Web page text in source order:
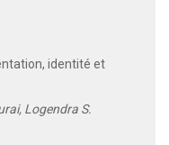
identité et
Logendra S.